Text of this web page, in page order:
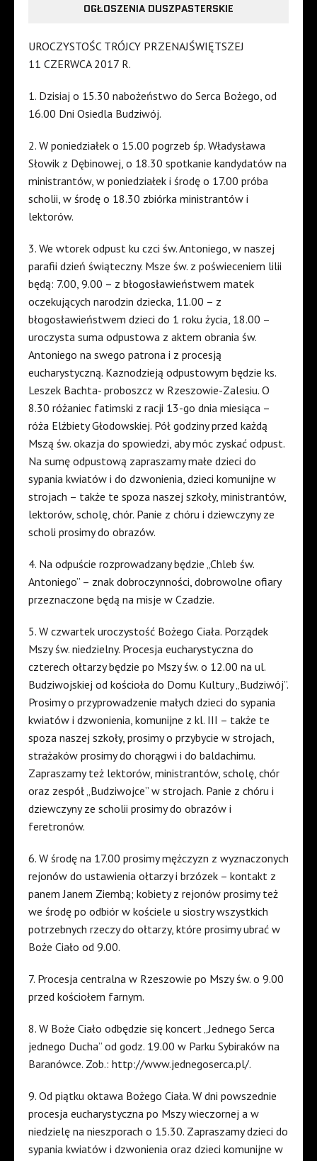
OGŁOSZENIA DUSZPASTERSKIE
UROCZYSTOŚC TRÓJCY PRZENAJŚWIĘTSZEJ
11 CZERWCA 2017 R.
1. Dzisiaj o 15.30 nabożeństwo do Serca Bożego, od
16.00 Dni Osiedla Budziwój.
2. W poniedziałek o 15.00 pogrzeb śp. Władysława
Słowik z Dębinowej, o 18.30 spotkanie kandydatów na
ministrantów, w poniedziałek i środę o 17.00 próba
scholii, w środę o 18.30 zbiórka ministrantów i
lektorów.
3. We wtorek odpust ku czci św. Antoniego, w naszej
parafii dzień świąteczny. Msze św. z poświeceniem lilii
będą: 7.00, 9.00 – z błogosławieństwem matek
oczekujących narodzin dziecka, 11.00 – z
błogosławieństwem dzieci do 1 roku życia, 18.00 –
uroczysta suma odpustowa z aktem obrania św.
Antoniego na swego patrona i z procesją
eucharystyczną. Kaznodzieją odpustowym będzie ks.
Leszek Bachta- proboszcz w Rzeszowie-Zalesiu. O
8.30 różaniec fatimski z racji 13-go dnia miesiąca –
róża Elżbiety Głodowskiej. Pół godziny przed każdą
Mszą św. okazja do spowiedzi, aby móc zyskać odpust.
Na sumę odpustową zapraszamy małe dzieci do
sypania kwiatów i do dzwonienia, dzieci komunijne w
strojach – także te spoza naszej szkoły, ministrantów,
lektorów, scholę, chór. Panie z chóru i dziewczyny ze
scholi prosimy do obrazów.
4. Na odpuście rozprowadzany będzie „Chleb św.
Antoniego” – znak dobroczynności, dobrowolne ofiary
przeznaczone będą na misje w Czadzie.
5. W czwartek uroczystość Bożego Ciała. Porządek
Mszy św. niedzielny. Procesja eucharystyczna do
czterech ołtarzy będzie po Mszy św. o 12.00 na ul.
Budziwojskiej od kościoła do Domu Kultury „Budziwój”.
Prosimy o przyprowadzenie małych dzieci do sypania
kwiatów i dzwonienia, komunijne z kl. III – także te
spoza naszej szkoły, prosimy o przybycie w strojach,
strażaków prosimy do chorągwi i do baldachimu.
Zapraszamy też lektorów, ministrantów, scholę, chór
oraz zespół „Budziwojce” w strojach. Panie z chóru i
dziewczyny ze scholii prosimy do obrazów i
feretronów.
6. W środę na 17.00 prosimy mężczyzn z wyznaczonych
rejonów do ustawienia ołtarzy i brzózek – kontakt z
panem Janem Ziembą; kobiety z rejonów prosimy też
we środę po odbiór w kościele u siostry wszystkich
potrzebnych rzeczy do ołtarzy, które prosimy ubrać w
Boże Ciało od 9.00.
7. Procesja centralna w Rzeszowie po Mszy św. o 9.00
przed kościołem farnym.
8. W Boże Ciało odbędzie się koncert „Jednego Serca
jednego Ducha” od godz. 19.00 w Parku Sybiraków na
Baranówce. Zob.: http://www.jednegoserca.pl/.
9. Od piątku oktawa Bożego Ciała. W dni powszednie
procesja eucharystyczna po Mszy wieczornej a w
niedzielę na nieszporach o 15.30. Zapraszamy dzieci do
sypania kwiatów i dzwonienia oraz dzieci komunijne w